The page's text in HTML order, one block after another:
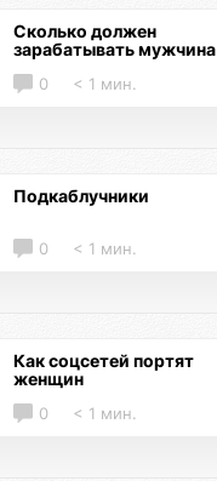
Сколько должен
зарабатывать мужчина
0 < 1 мин.
Подкаблучники
0 < 1 мин.
Как соцсетей портят
женщин
0 < 1 мин.